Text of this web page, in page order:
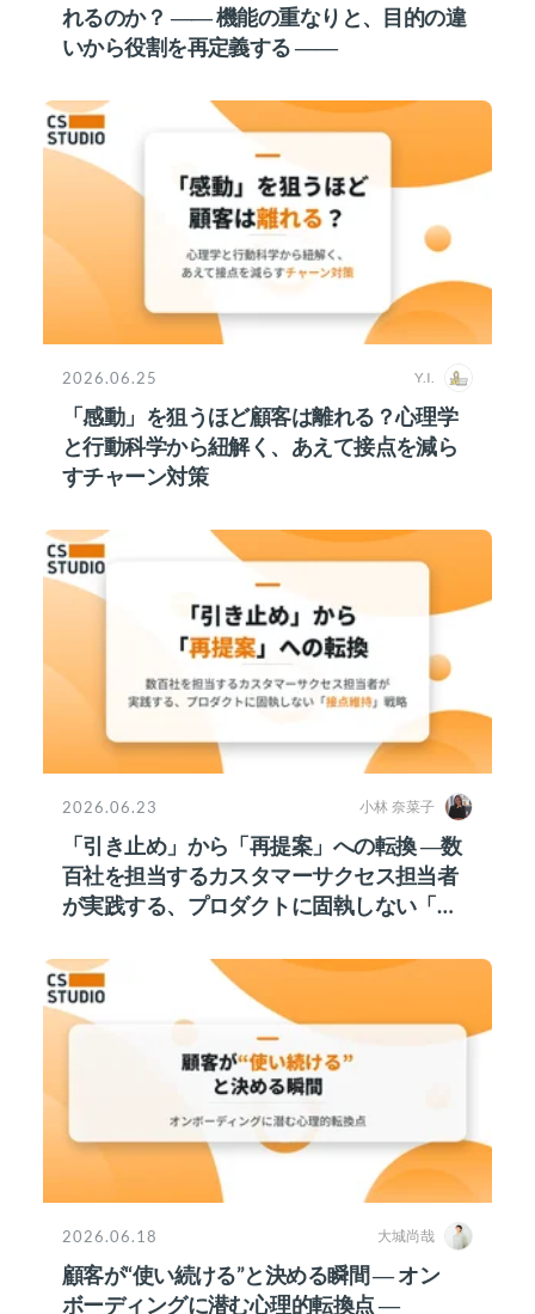
れるのか？ ―― 機能の重なりと、目的の違
いから役割を再定義する ――
2026.06.25 Y.I.
「感動」を狙うほど顧客は離れる？心理学
と行動科学から紐解く、あえて接点を減ら
すチャーン対策
2026.06.23 小林 奈菜子
「引き止め」から「再提案」への転換 ―数
百社を担当するカスタマーサクセス担当者
が実践する、プロダクトに固執しない「接
2026.06.18 大城尚哉
顧客が“使い続ける”と決める瞬間 ― オン
ボーディングに潜む心理的転換点 ―